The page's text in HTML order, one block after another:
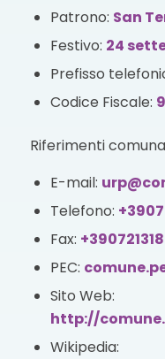
Patrono: San
Festivo: 24
Prefisso
Codice Fiscale:
Riferimenti
E-mail:
Telefono:
Fax:
PEC:
Sito Web:
http://
Wikipedia: